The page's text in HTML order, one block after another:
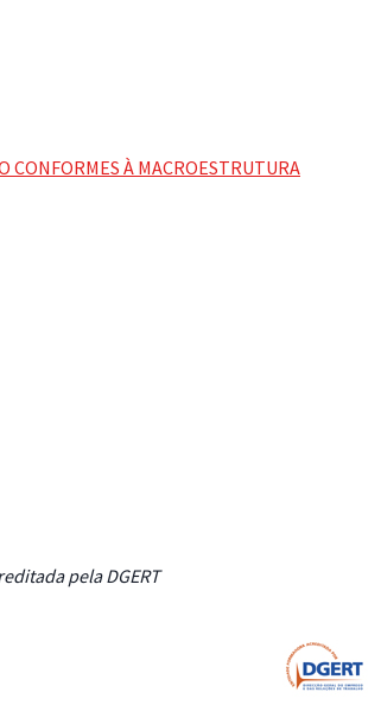
CONFORMES À MACROESTRUTURA
pela DGERT